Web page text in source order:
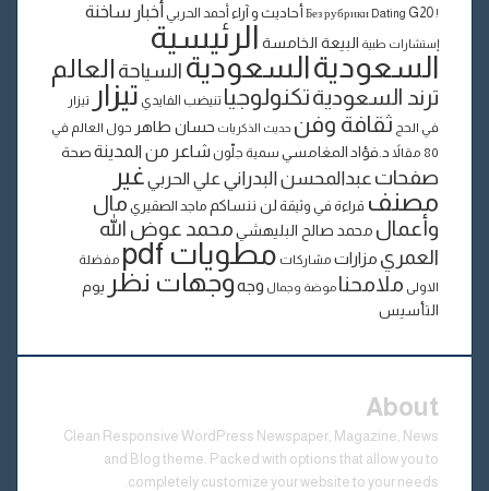
! Без рубрики
Dating G20 أحاديث و آراء أحمد الحربي أخبار ساخنة
إستشارات طبية البيعة الخامسة الرئيسية
السعوديةالسعودية السياحة العالم
ترند السعوديةتكنولوجيا تنيضب الفايدي تيزار
تيزار
في الحج ثقافة وفن حديث الذكريات حسان طاهر حول العالم في
80 مقالاً
د.فؤاد المغامسي سمية جلّون شاعر من المدينة صحة
صفحات عبدالمحسن البدراني علي الحربيغير
مصنف قراءة في وثيقة لن ننساكم ماجد الصقيري مال
وأعمال محمد صالح البليهشيمحمد عوض الله
العمري مزارات مشاركات مطويات pdf
مفضلة
الاولى ملامحنا موضة وجمال وجهوجهات نظر يوم
التأسيس
About
Clean Responsive WordPress Newspaper, Magazine, News
and Blog theme. Packed with options that allow you to
completely customize your website to your needs.